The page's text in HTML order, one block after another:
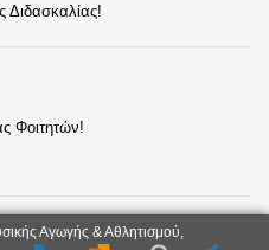
Φοιτητών!
Αγωγής & Αθλητισμού,